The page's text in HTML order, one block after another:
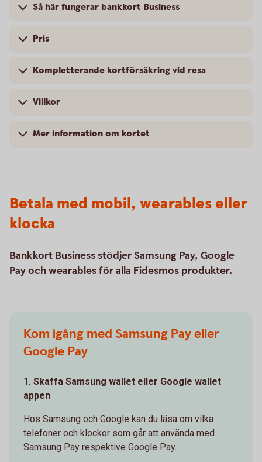
Så här fungerar bankkort Business
Pris
Kompletterande kortförsäkring vid resa
Villkor
Mer information om kortet
Betala med mobil, wearables eller
klocka
Bankkort Business stödjer Samsung Pay, Google
Pay och wearables för alla Fidesmos produkter.
Kom igång med Samsung Pay eller
Google Pay
1. Skaffa Samsung wallet eller Google wallet
appen
Hos Samsung och Google kan du läsa om vilka
telefoner och klockor som går att använda med
Samsung Pay respektive Google Pay.